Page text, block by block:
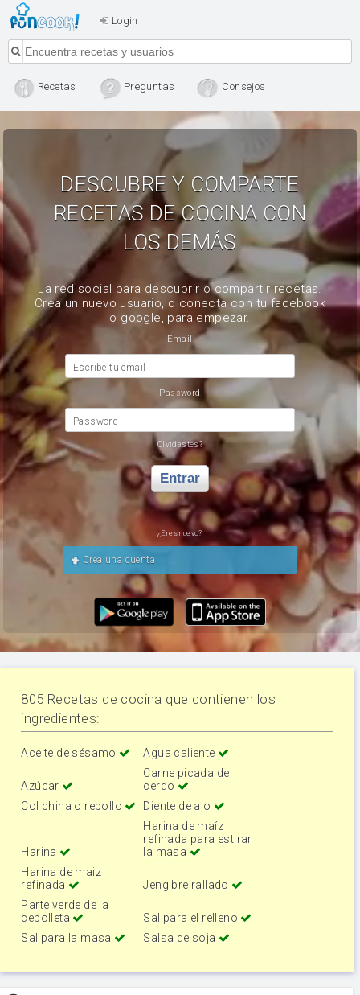
Login
Recetas Preguntas Consejos
DESCUBRE Y COMPARTE
RECETAS DE COCINA CON
LOS DEMÁS
La red social para descubrir o compartir recetas.
Crea un nuevo usuario, o conecta con tu facebook
o google, para empezar.
Email
Escribe tu email
Password
Password
Olvidastes?
Entrar
¿Eres nuevo?
Crea una cuenta
805 Recetas de cocina que contienen los
ingredientes:
Aceite de sésamo Agua caliente
Azúcar
Carne picada de
cerdo
Col china o repollo
Diente de ajo
Harina
Harina de maíz
refinada para estirar
la masa
Harina de maiz
refinada
Jengibre rallado
Parte verde de la
cebolleta
Sal para el relleno
Sal para la masa
Salsa de soja